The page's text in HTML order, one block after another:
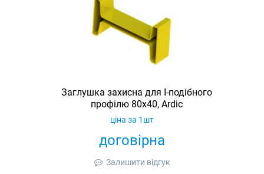
Заглушка захисна для I-подібного
профілю 80х40, Ardic
договірна
ціна за 1шт
Залишити відгук